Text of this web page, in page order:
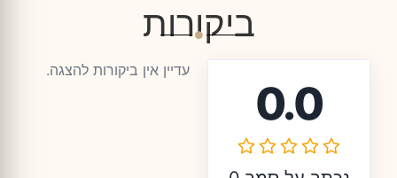
ביקורות
0.0
עדיין אין ביקורות להצגה.